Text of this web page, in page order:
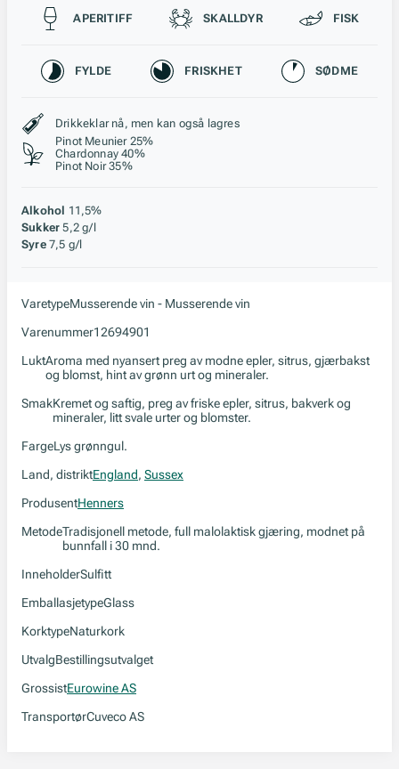
Passer til
APERITIFF SKALLDYR FISK
Karakteristikk
FYLDE FRISKHET SØDME
Stil, lagring og råstoff
Drikkeklar nå, men kan også lagres
Pinot Meunier 25%
Chardonnay 40%
Pinot Noir 35%
Alkohol 11,5%
Sukker 5,2 g/l
Syre 7,5 g/l
VaretypeMusserende vin - Musserende vin
Varenummer12694901
LuktAroma med nyansert preg av modne epler, sitrus, gjærbakst
og blomst, hint av grønn urt og mineraler.
SmakKremet og saftig, preg av friske epler, sitrus, bakverk og
mineraler, litt svale urter og blomster.
FargeLys grønngul.
Land, distriktEngland, Sussex
ProdusentHenners
MetodeTradisjonell metode, full malolaktisk gjæring, modnet på
bunnfall i 30 mnd.
InneholderSulfitt
EmballasjetypeGlass
KorktypeNaturkork
UtvalgBestillingsutvalget
GrossistEurowine AS
TransportørCuveco AS